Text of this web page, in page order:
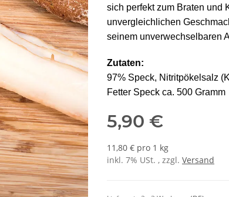
sich perfekt zum Braten und
unvergleichlichen
seinem unverwechselbaren
Zutaten:
97% Speck, Nitritpökelsalz
Fetter Speck ca. 500 Gramm
5,90 €
11,80 € pro 1 kg
inkl. 7% USt. , zzgl. Versand